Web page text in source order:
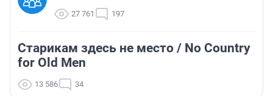
27 761 197
Старикам здесь не место / No Country
for Old Men
13 586 34